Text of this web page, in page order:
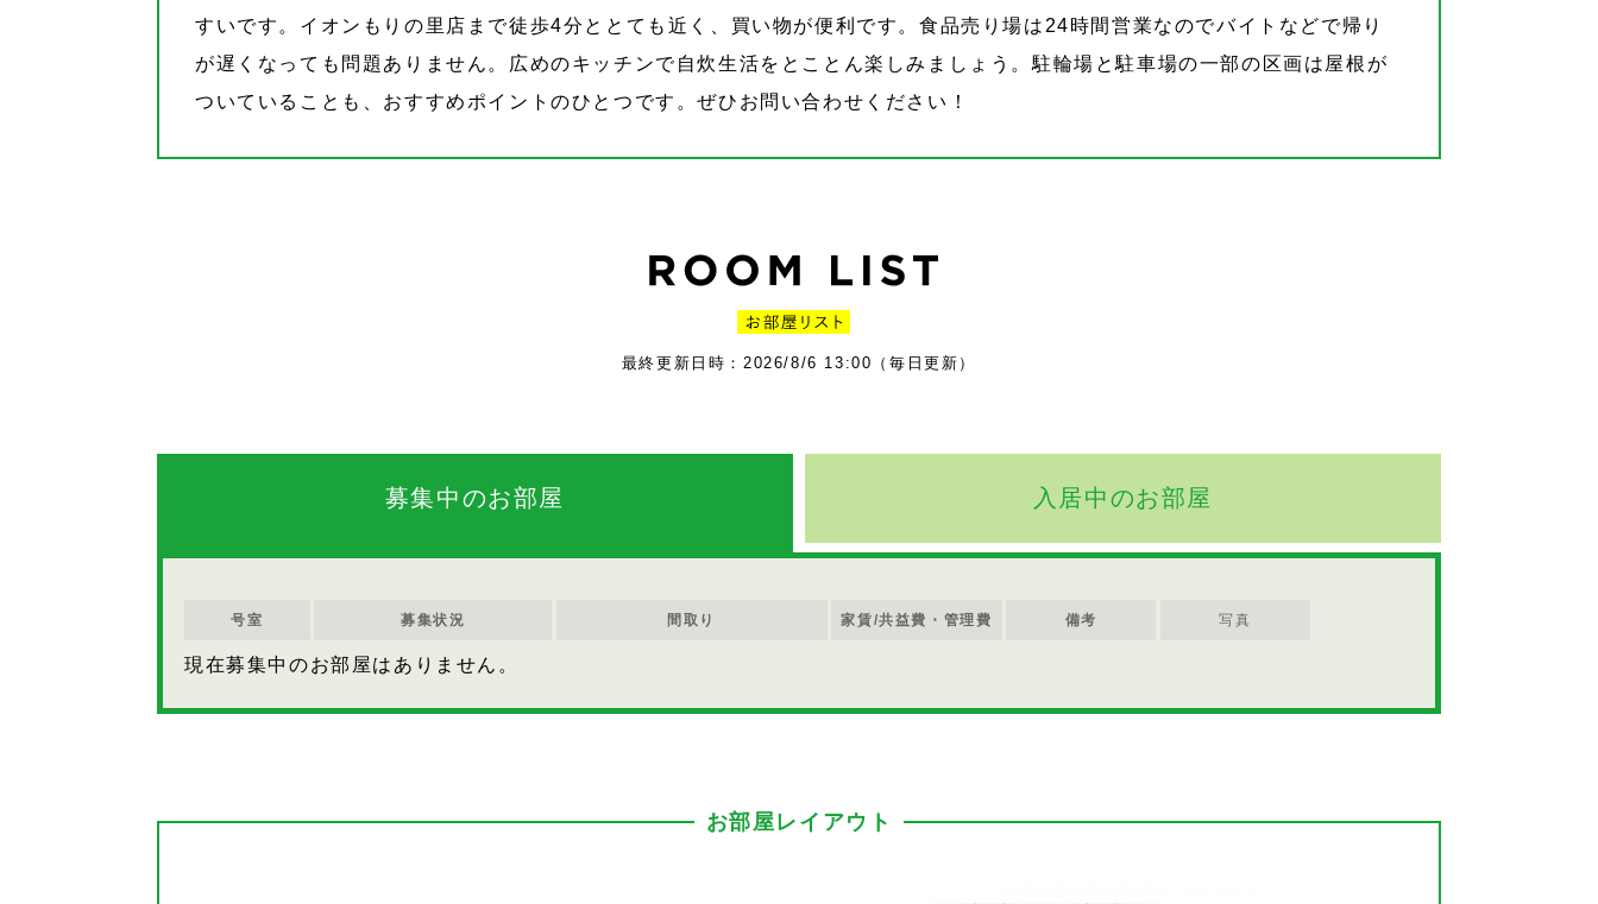
すいです。イオンもりの里店まで徒歩4分ととても近く、買い物が便利です。食品売り場は24時間営業なのでバイトなどで帰り
が遅くなっても問題ありません。広めのキッチンで自炊生活をとことん楽しみましょう。駐輪場と駐車場の一部の区画は屋根が
ついていることも、おすすめポイントのひとつです。ぜひお問い合わせください！
最終更新日時：2026/8/6 13:00（毎日更新）
募集中のお部屋 入居中のお部屋
号室 募集状況 間取り 家賃/共益費・管理費 備考 写真
現在募集中のお部屋はありません。
お部屋レイアウト